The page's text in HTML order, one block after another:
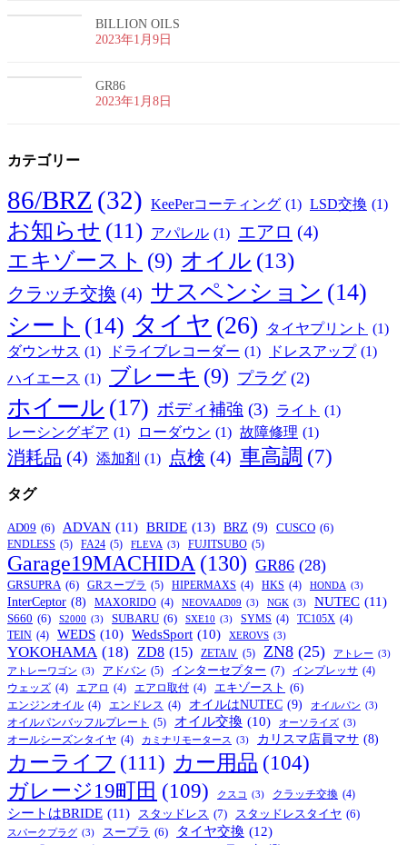
BILLION OILS
2023年1月9日
GR86
2023年1月8日
カテゴリー
86/BRZ (32) KeePerコーティング (1) LSD交換 (1)
お知らせ (11) アパレル (1) エアロ (4)
エキゾースト (9) オイル (13)
クラッチ交換 (4) サスペンション (14)
シート (14) タイヤ (26) タイヤプリント (1)
ダウンサス (1) ドライブレコーダー (1) ドレスアップ (1)
ハイエース (1) ブレーキ (9) プラグ (2)
ホイール (17) ボディ補強 (3) ライト (1)
レーシングギア (1) ローダウン (1) 故障修理 (1)
消耗品 (4) 添加剤 (1) 点検 (4) 車高調 (7)
タグ
AD09 (6) ADVAN (11) BRIDE (13) BRZ (9) CUSCO (6)
ENDLESS (5) FA24 (5) FLEVA (3) FUJITSUBO (5)
Garage19MACHIDA (130) GR86 (28)
GRSUPRA (6) GRスープラ (5) HIPERMAXS (4) HKS (4) HONDA (3)
InterCeptor (8) MAXORIDO (4) NEOVAAD09 (3) NGK (3) NUTEC (11)
S660 (6) S2000 (3) SUBARU (6) SXE10 (3) SYMS (4) TC105X (4)
TEIN (4) WEDS (10) WedsSport (10) XEROVS (3)
YOKOHAMA (18) ZD8 (15) ZETAⅣ (5) ZN8 (25) アトレー (3)
アトレーワゴン (3) アドバン (5) インターセプター (7) インプレッサ (4)
ウェッズ (4) エアロ (4) エアロ取付 (4) エキゾースト (6)
エンジンオイル (4) エンドレス (4) オイルはNUTEC (9) オイルパン (3)
オイルパンバッフルプレート (5) オイル交換 (10) オーソライズ (3)
オールシーズンタイヤ (4) カミナリモータース (3) カリスマ店員マサ (8)
カーライフ (111) カー用品 (104)
ガレージ19町田 (109) クスコ (3) クラッチ交換 (4)
シートはBRIDE (11) スタッドレス (7) スタッドレスタイヤ (6)
スパークプラグ (3) スープラ (6) タイヤ交換 (12)